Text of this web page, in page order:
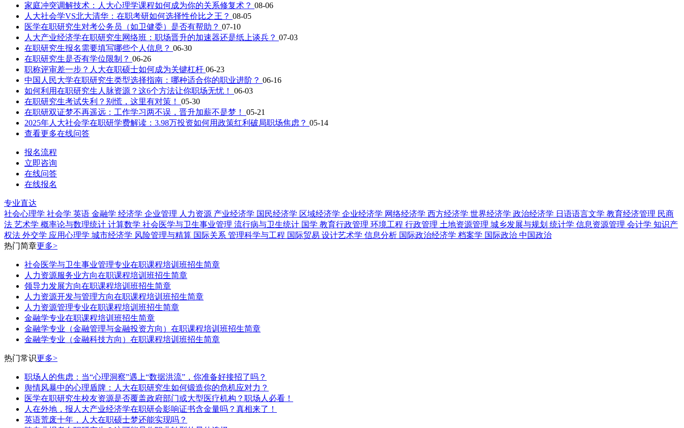
家庭冲突调解技术：人大心理学课程如何成为你的关系修复术？ 08-06
人大社会学VS北大清华：在职考研如何选择性价比之王？ 08-05
医学在职研究生对考公务员（如卫健委）是否有帮助？ 07-10
人大产业经济学在职研究生网络班：职场晋升的加速器还是纸上谈兵？ 07-03
在职研究生报名需要填写哪些个人信息？ 06-30
在职研究生是否有学位限制？ 06-26
职称评审差一步？人大在职硕士如何成为关键杠杆 06-23
中国人民大学在职研究生类型选择指南：哪种适合你的职业进阶？ 06-16
如何利用在职研究生人脉资源？这6个方法让你职场无忧！ 06-03
在职研究生考试失利？别慌，这里有对策！ 05-30
在职研双证梦不再遥远：工作学习两不误，晋升加薪不是梦！ 05-21
2025年人大社会学在职研学费解读：3.98万投资如何用政策红利破局职场焦虑？ 05-14
查看更多在线问答
报名流程
立即咨询
在线问答
在线报名
专业直达
社会心理学 社会学 英语 金融学 经济学 企业管理 人力资源 产业经济学 国民经济学 区域经济学 企业经济学 网络经济学 西方经济学 世界经济学 政治经济学 日语语言文学 教育经济管理 民商
法 艺术学 概率论与数理统计 计算数学 社会医学与卫生事业管理 流行病与卫生统计 国学 教育行政管理 环境工程 行政管理 土地资源管理 城乡发展与规划 统计学 信息资源管理 会计学 知识产
权法 外交学 应用心理学 城市经济学 风险管理与精算 国际关系 管理科学与工程 国际贸易 设计艺术学 信息分析 国际政治经济学 档案学 国际政治 中国政治
热门简章更多>
社会医学与卫生事业管理专业在职课程培训班招生简章
人力资源服务业方向在职课程培训班招生简章
领导力发展方向在职课程培训班招生简章
人力资源开发与管理方向在职课程培训班招生简章
人力资源管理专业在职课程培训班招生简章
金融学专业在职课程培训班招生简章
金融学专业（金融管理与金融投资方向）在职课程培训班招生简章
​金融学专业（​金融科技方向）在职课程培训班招生简章
热门常识更多>
职场人的焦虑：当“心理洞察”遇上“数据洪流”，你准备好接招了吗？
舆情风暴中的心理盾牌：人大在职研究生如何锻造你的危机应对力？
医学在职研究生校友资源是否覆盖政府部门或大型医疗机构？职场人必看！
人在外地，报人大产业经济学在职研会影响证书含金量吗？真相来了！
英语荒废十年，人大在职硕士梦还能实现吗？